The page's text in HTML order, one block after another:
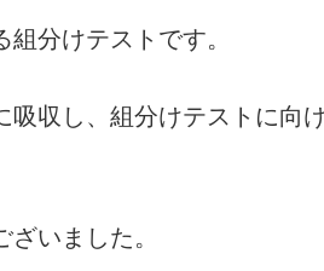
分けテストです。
収し、組分けテストに向
いました。